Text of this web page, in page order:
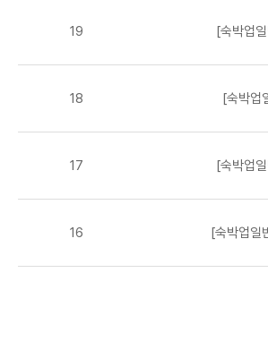
19 [숙박업
18 [숙박업
17 [숙박업
16 [숙박업일